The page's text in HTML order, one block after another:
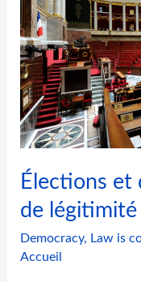
r
i
t
i
q
u
e
e
c
o
Élections et
de légitimité
Democracy, Law is
Accueil